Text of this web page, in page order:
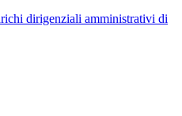
dirigenziali amministrativi di